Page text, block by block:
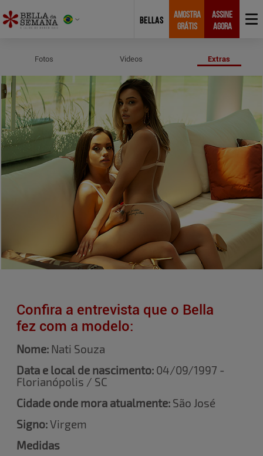
BELLAS
AMOSTRA
GRÁTIS
ASSINE
AGORA
Fotos Videos Extras
Confira a entrevista que o Bella
fez com a modelo:
Nome: Nati Souza
Data e local de nascimento: 04/09/1997 -
Florianópolis / SC
Cidade onde mora atualmente: São José
Signo:Virgem
Medidas